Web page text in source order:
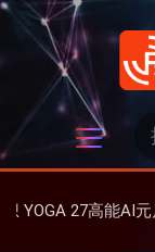
跳
：
27英寸2.5K 高刷屏、酷睿Ultra 9 285H/可选RTX